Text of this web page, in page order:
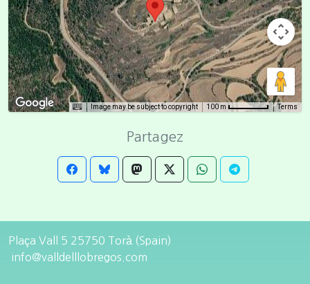
Image may be subject to copyright 100 m Terms
Partagez
Plaça Vall 5 25750 Torà (Spain)
info@valldelllobregos.com